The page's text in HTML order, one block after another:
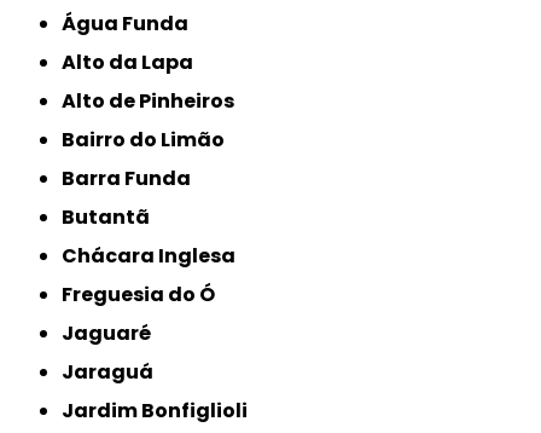
Água Funda
Alto da Lapa
Alto de Pinheiros
Bairro do Limão
Barra Funda
Butantã
Chácara Inglesa
Freguesia do Ó
Jaguaré
Jaraguá
Jardim Bonfiglioli